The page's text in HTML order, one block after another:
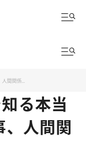
人間関係…
る本当
、人間関